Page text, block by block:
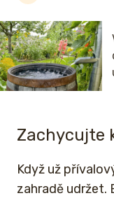
Zachycujte
Když už
zahradě udržet.